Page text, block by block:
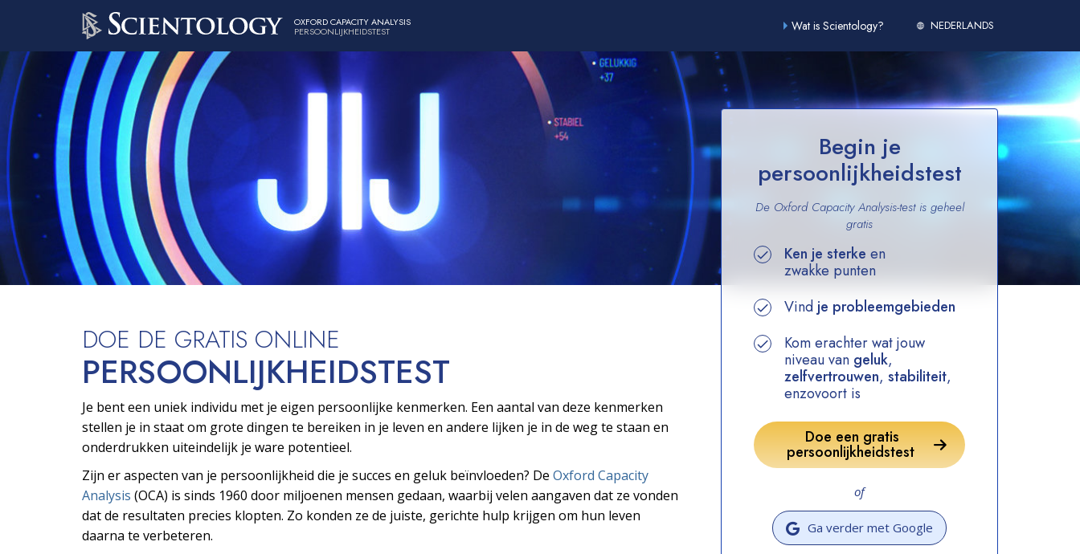
OXFORD CAPACITY ANALYSIS
PERSOONLIJKHEIDSTEST Wat is Scientology? NEDERLANDS
Begin je
persoonlijkheidstest
De Oxford Capacity Analysis-test is geheel
gratis
Ken je sterke en
zwakke punten
Vindje probleemgebieden
Kom erachter wat jouw
niveau van geluk,
zelfvertrouwen, stabiliteit,
enzovoort is
Doe een gratis
persoonlijkheidstest
of
Ga verder met Google
DOE DE GRATIS ONLINE
PERSOONLIJKHEIDS­TEST
Je bent een uniek individu met je eigen persoonlijke kenmerken. Een aantal van deze kenmerken
stellen je in staat om grote dingen te bereiken in je leven en andere lijken je in de weg te staan en
onderdrukken uiteindelijk je ware potentieel.
Zijn er aspecten van je persoonlijkheid die je succes en geluk beïnvloeden? De Oxford Capacity
Analysis (OCA) is sinds 1960 door miljoenen mensen gedaan, waarbij velen aangaven dat ze vonden
dat de resultaten precies klopten. Zo konden ze de juiste, gerichte hulp krijgen om hun leven
daarna te verbeteren.